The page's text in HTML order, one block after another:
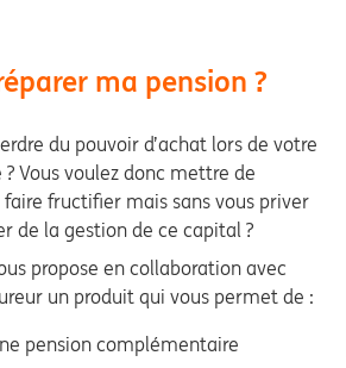
ma pension ?
du pouvoir d’achat lors de votre
Vous voulez donc mettre de
faire fructifier mais sans vous priver
de la gestion de ce capital ?
propose en collaboration avec
un produit qui vous permet de :
pension complémentaire